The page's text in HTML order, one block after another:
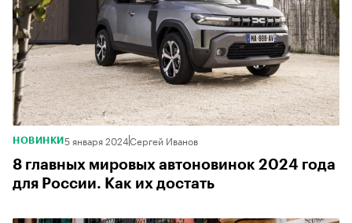
НОВИНКИ 5 января 2024Сергей Иванов
8 главных мировых автоновинок 2024 года
для России. Как их достать